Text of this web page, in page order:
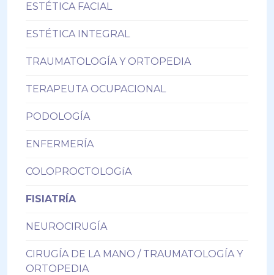
ESTÉTICA FACIAL
ESTÉTICA INTEGRAL
TRAUMATOLOGÍA Y ORTOPEDIA
TERAPEUTA OCUPACIONAL
PODOLOGÍA
ENFERMERÍA
COLOPROCTOLOGíA
FISIATRÍA
NEUROCIRUGÍA
CIRUGÍA DE LA MANO / TRAUMATOLOGÍA Y
ORTOPEDIA